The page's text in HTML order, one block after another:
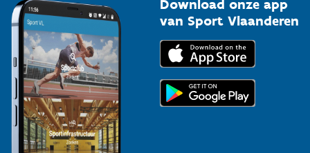
Download onze app
van Sport Vlaanderen